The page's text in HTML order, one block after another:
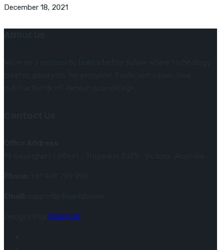
December 18, 2021
DxignLab